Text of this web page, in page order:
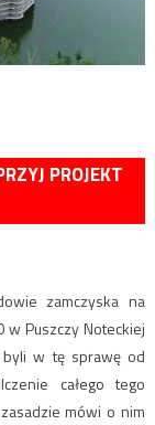
PROJEKT
zamczyska na
Puszczy Noteckiej
w tę sprawę od
całego tego
mówi o nim